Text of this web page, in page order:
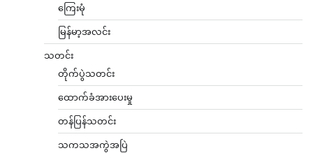
ကြေးမုံ
မြန်မာ့အလင်း
သတင်း
တိုက်ပွဲသတင်း
ထောက်ခံအားပေးမှု
တန်ပြန်သတင်း
သကသအကွဲအပြဲ